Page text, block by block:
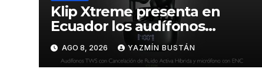
Klip Xtreme presenta en
Ecuador los audífonos
DynaBuds con sonido
inteligente y control táctil
AGO 8, 2026 YAZMÍN BUSTÁN